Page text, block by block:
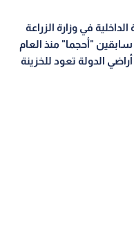
في وزارة الزراعة
"أحجما" منذ العام
أراضي الدولة تعود للخزينة